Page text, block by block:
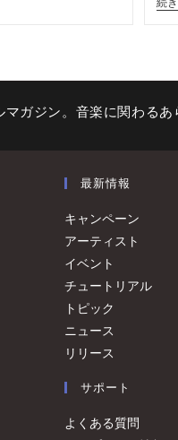
ガジン。音楽に関わる
最新情報
キャンペーン
アーティスト
イベント
チュートリアル
トピック
ニュース
リリース
サポート
よくある質問